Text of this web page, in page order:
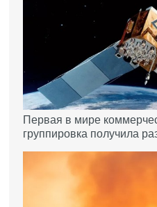
Первая в мире
группировка получила